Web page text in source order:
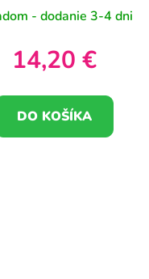
- dodanie 3-4 dni
14,20 €
DO KOŠÍKA